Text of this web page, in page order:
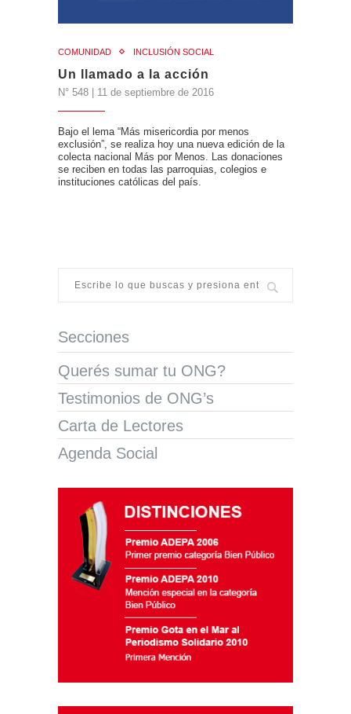
COMUNIDAD INCLUSIÓN SOCIAL
Un llamado a la acción
N° 548 | 11 de septiembre de 2016
Bajo el lema “Más misericordia por menos
exclusión”, se realiza hoy una nueva edición de la
colecta nacional Más por Menos. Las donaciones
se reciben en todas las parroquias, colegios e
instituciones católicas del país.
Secciones
Querés sumar tu ONG?
Testimonios de ONG’s
Carta de Lectores
Agenda Social